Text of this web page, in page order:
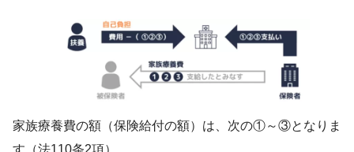
家族療養費の額（保険給付の額）は、次の①～③となりま